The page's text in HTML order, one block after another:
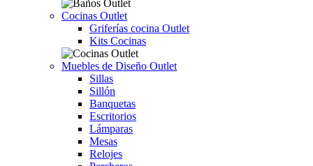
Cocinas Outlet
Griferías cocina Outlet
Kits Cocinas
Muebles de Diseño Outlet
Sillas
Sillón
Banquetas
Escritorios
Lámparas
Mesas
Relojes